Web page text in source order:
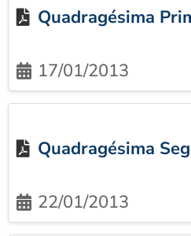
Quadragésima
17/01/2013
Quadragésima
22/01/2013